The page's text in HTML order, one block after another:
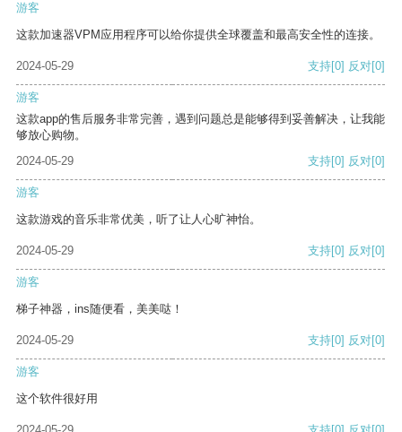
游客
这款加速器VPM应用程序可以给你提供全球覆盖和最高安全性的连接。
2024-05-29 支持[0] 反对[0]
游客
这款app的售后服务非常完善，遇到问题总是能够得到妥善解决，让我能
够放心购物。
2024-05-29
支持[0] 反对[0]
游客
这款游戏的音乐非常优美，听了让人心旷神怡。
2024-05-29 支持[0] 反对[0]
游客
梯子神器，ins随便看，美美哒！
2024-05-29 支持[0] 反对[0]
游客
这个软件很好用